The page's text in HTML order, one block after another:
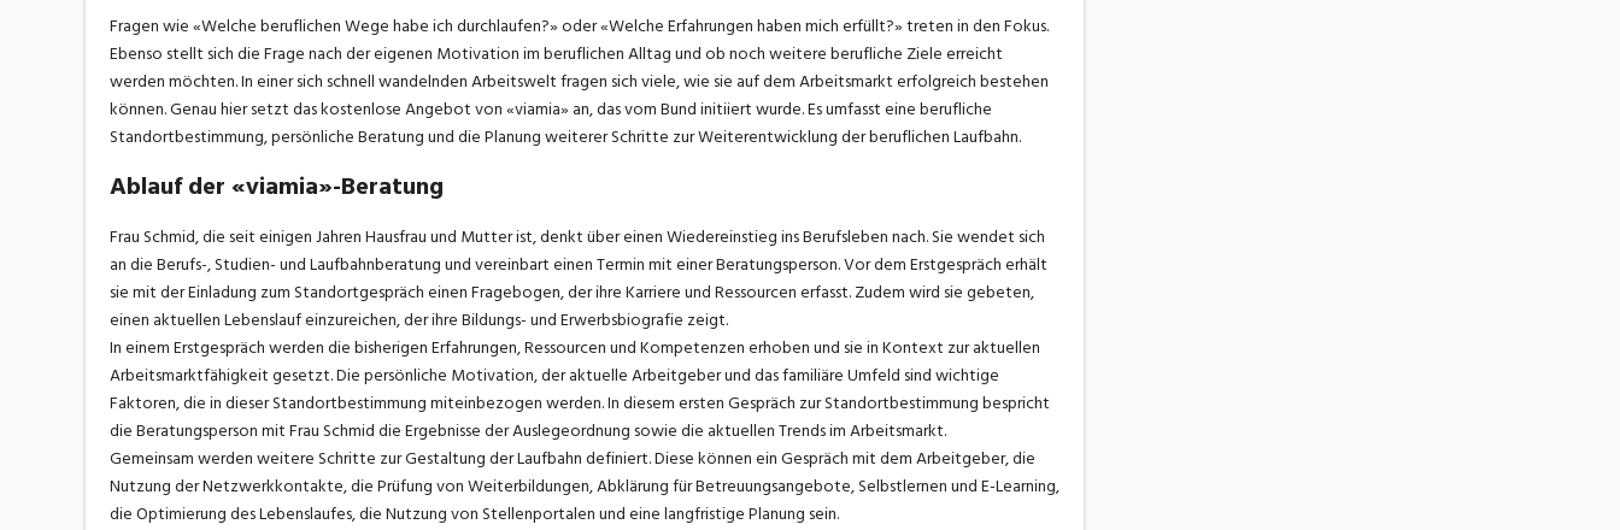
Fragen wie «Welche beruflichen Wege habe ich durchlaufen?» oder «Welche Erfahrungen haben mich erfüllt?» treten in den Fokus.
Ebenso stellt sich die Frage nach der eigenen Motivation im beruflichen Alltag und ob noch weitere berufliche Ziele erreicht
werden möchten. In einer sich schnell wandelnden Arbeitswelt fragen sich viele, wie sie auf dem Arbeitsmarkt erfolgreich bestehen
können. Genau hier setzt das kostenlose Angebot von «viamia» an, das vom Bund initiiert wurde. Es umfasst eine berufliche
Standortbestimmung, persönliche Beratung und die Planung weiterer Schritte zur Weiterentwicklung der beruflichen Laufbahn.
Ablauf der «viamia»-Beratung
Frau Schmid, die seit einigen Jahren Hausfrau und Mutter ist, denkt über einen Wiedereinstieg ins Berufsleben nach. Sie wendet sich
an die Berufs-, Studien- und Laufbahnberatung und vereinbart einen Termin mit einer Beratungsperson. Vor dem Erstgespräch erhält
sie mit der Einladung zum Standortgespräch einen Fragebogen, der ihre Karriere und Ressourcen erfasst. Zudem wird sie gebeten,
einen aktuellen Lebenslauf einzureichen, der ihre Bildungs- und Erwerbsbiografie zeigt.
In einem Erstgespräch werden die bisherigen Erfahrungen, Ressourcen und Kompetenzen erhoben und sie in Kontext zur aktuellen
Arbeitsmarktfähigkeit gesetzt. Die persönliche Motivation, der aktuelle Arbeitgeber und das familiäre Umfeld sind wichtige
Faktoren, die in dieser Standortbestimmung miteinbezogen werden. In diesem ersten Gespräch zur Standortbestimmung bespricht
die Beratungsperson mit Frau Schmid die Ergebnisse der Auslegeordnung sowie die aktuellen Trends im Arbeitsmarkt.
Gemeinsam werden weitere Schritte zur Gestaltung der Laufbahn definiert. Diese können ein Gespräch mit dem Arbeitgeber, die
Nutzung der Netzwerkkontakte, die Prüfung von Weiterbildungen, Abklärung für Betreuungsangebote, Selbstlernen und E-Learning,
die Optimierung des Lebenslaufes, die Nutzung von Stellenportalen und eine langfristige Planung sein.